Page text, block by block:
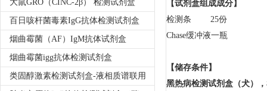
大鼠GRO（CINC-2β） 检测试剂盒
百日咳杆菌毒素IgG抗体检测试剂盒
烟曲霉菌（AF）IgM抗体试剂盒
烟曲霉菌igg抗体检测试剂盒
类固醇激素检测试剂盒-液相质谱联用
【试剂盒组成成分】
检测条 25份
Chase缓冲液一瓶
【储存条件】
黑热病检测试剂盒（犬），